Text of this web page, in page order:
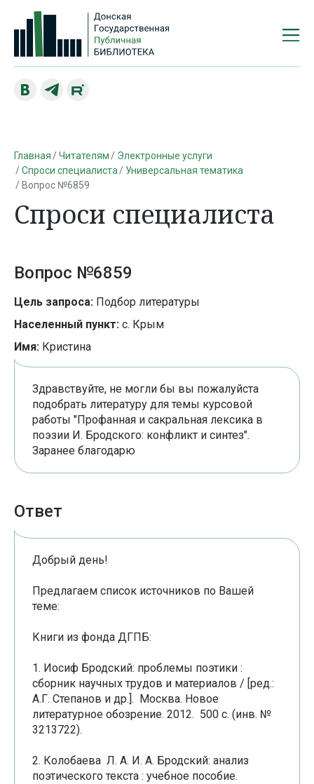
Главная Читателям
Электронные услуги
Спроси специалиста
Универсальная тематика
Вопрос №6859
Спроси специалиста
Вопрос №6859
Цель запроса: Подбор литературы
Населенный пункт: с. Крым
Имя: Кристина
Здравствуйте, не могли бы вы пожалуйста
подобрать литературу для темы курсовой
работы "Профанная и сакральная лексика в
поэзии И. Бродского: конфликт и синтез".
Заранее благодарю
Ответ
Добрый день!
Предлагаем список источников по Вашей
теме:
Книги из фонда ДГПБ:
1. Иосиф Бродский: проблемы поэтики :
сборник научных трудов и материалов / [ред.:
А.Г. Степанов и др.]. Москва. Новое
литературное обозрение. 2012. 500 с. (инв. №
3213722).
2. Колобаева Л. А. И. А. Бродский: анализ
поэтического текста : учебное пособие.